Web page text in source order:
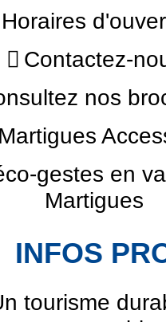
Horaires
Contactez-
nos
Martigues
gestes en
Martigues
INFOS
tourisme